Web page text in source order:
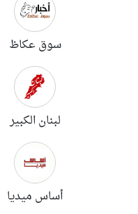
سوق عكاظ
لبنان الكبير
أساس ميديا